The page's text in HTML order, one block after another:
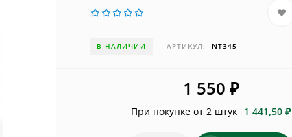
В НАЛИЧИИ АРТИКУЛ: NT345
1 550 ₽
При покупке от 2 штук 1 441,50 ₽